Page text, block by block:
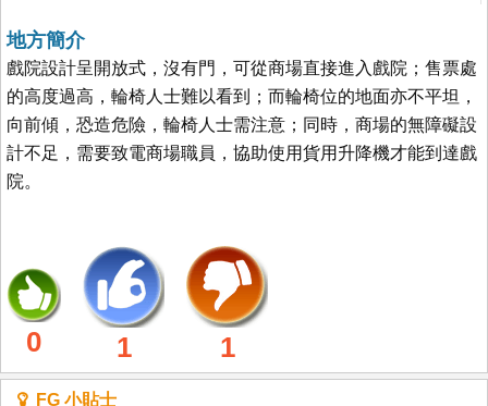
地方簡介
戲院設計呈開放式，沒有門，可從商場直接進入戲院；售票處
的高度過高，輪椅人士難以看到；而輪椅位的地面亦不平坦，
向前傾，恐造危險，輪椅人士需注意；同時，商場的無障礙設
計不足，需要致電商場職員，協助使用貨用升降機才能到達戲
院。
0 1 1
FG 小貼士